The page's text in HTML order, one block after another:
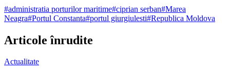
#administratia porturilor maritime#ciprian serban#Marea
Neagra#Portul Constanta#portul giurgiulesti#Republica Moldova
Articole înrudite
Actualitate